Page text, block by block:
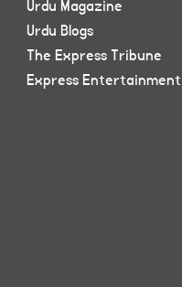
Urdu Magazine
Urdu Blogs
The Express Tribune
Express Entertainment